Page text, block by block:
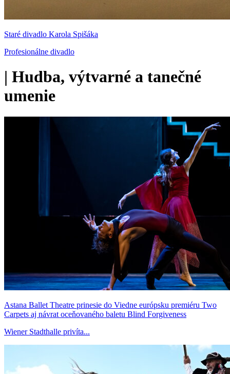
Staré divadlo Karola Spišáka
Profesionálne divadlo
| Hudba, výtvarné a tanečné
umenie
Astana Ballet Theatre prinesie do Viedne európsku premiéru Two
Carpets aj návrat oceňovaného baletu Blind Forgiveness
Wiener Stadthalle privíta...